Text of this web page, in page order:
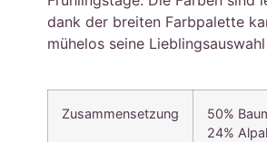
dank der breiten Farbpalette
mühelos seine
Zusammensetzung
50%
24%